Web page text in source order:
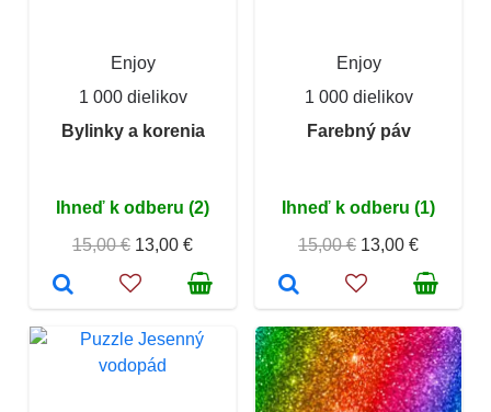
Enjoy
1 000 dielikov
Bylinky a korenia
Ihneď k odberu (2)
15,00 € 13,00 €
Enjoy
1 000 dielikov
Farebný páv
Ihneď k odberu (1)
15,00 € 13,00 €